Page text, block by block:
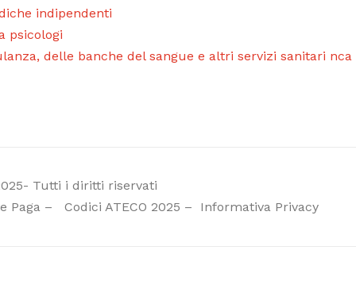
indipendenti
psicologi
delle banche del sangue e altri servizi sanitari nca
Tutti i diritti riservati
Paga– Codici ATECO 2025 – Informativa Privacy